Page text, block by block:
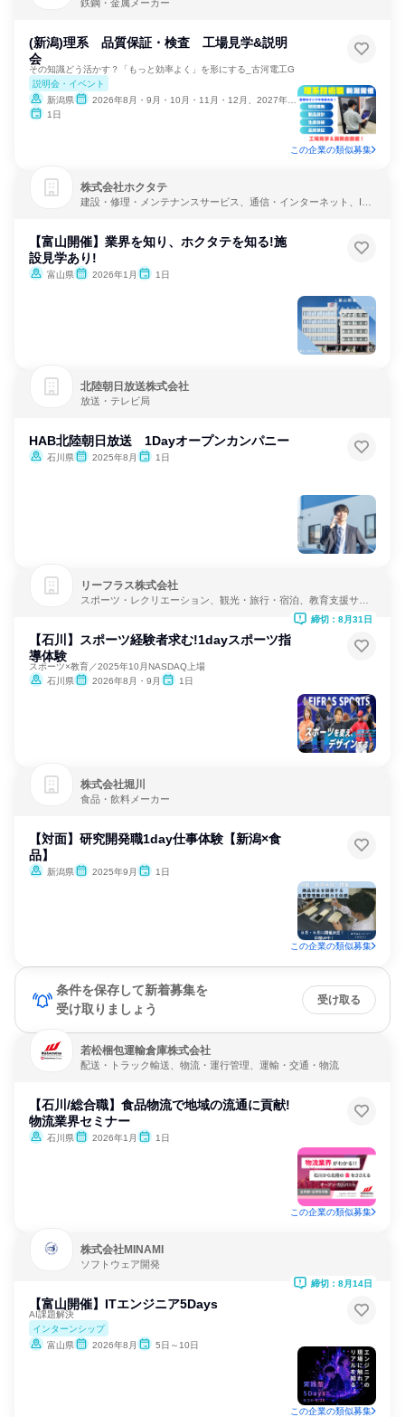
鉄鋼・金属メーカー
(新潟)理系 品質保証・検査 工場見学&説明
会
その知識どう活かす？「もっと効率よく」を形にする_古河電工G
説明会・イベント
新潟県
2026年8月・9月・10月・11月・12月、2027年1月
1日
この企業の類似募集
株式会社ホクタテ
建設・修理・メンテナンスサービス、通信・インターネット、IT
【富山開催】業界を知り、ホクタテを知る!施
設見学あり!
富山県 2026年1月 1日
北陸朝日放送株式会社
放送・テレビ局
HAB北陸朝日放送 1Dayオープンカンパニー
石川県 2025年8月 1日
リーフラス株式会社
スポーツ・レクリエーション、観光・旅行・宿泊、教育支援サー
【石川】スポーツ経験者求む!1dayスポーツ指
導体験
スポーツ×教育／2025年10月NASDAQ上場
石川県
2026年8月・9月 1日
締切：8月31日
株式会社堀川
食品・飲料メーカー
【対面】研究開発職1day仕事体験【新潟×食
品】
新潟県 2025年9月 1日
この企業の類似募集
条件を保存して新着募集を
受け取りましょう
受け取る
若松梱包運輸倉庫株式会社
配送・トラック輸送、物流・運行管理、運輸・交通・物流
【石川/総合職】食品物流で地域の流通に貢献!
物流業界セミナー
石川県 2026年1月 1日
この企業の類似募集
株式会社MINAMI
ソフトウェア開発
【富山開催】ITエンジニア5Days
AI課題解決
インターンシップ
富山県
2026年8月 5日～10日
締切：8月14日
この企業の類似募集